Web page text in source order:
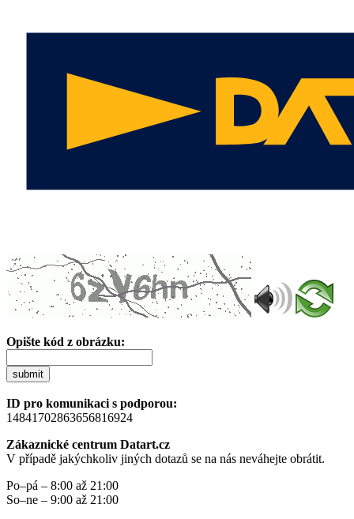
Opište kód z obrázku:
submit
ID pro komunikaci s podporou:
14841702863656816924
Zákaznické centrum Datart.cz
V případě jakýchkoliv jiných dotazů se na nás neváhejte obrátit.
Po–pá – 8:00 až 21:00
So–ne – 9:00 až 21:00